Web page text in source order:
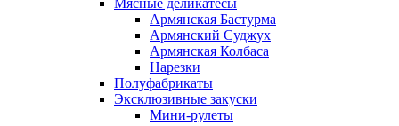
Мясные деликатесы
Армянская Бастурма
Армянский Суджух
Армянская Колбаса
Нарезки
Полуфабрикаты
Эксклюзивные закуски
Мини-рулеты